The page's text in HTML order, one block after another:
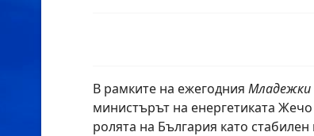
В рамките на ежегодния Младежки
министърът на енергетиката
ролята на България като